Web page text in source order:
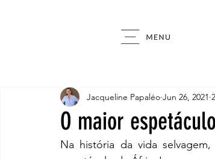
O maior
Jacqueline Papaléo Jun 26, 2021
Na história da vida